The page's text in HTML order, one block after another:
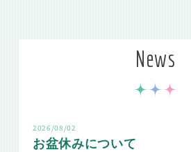
News
2026/08/02
お盆休みについて